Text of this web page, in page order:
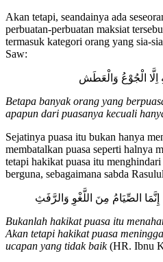
Akan tetapi, seandainya ada
perbuatan-perbuatan maksiat
termasuk kategori orang yang sia-
Saw:
الْجُوْعُ وَالْعَطَش
Betapa banyak orang yang
apapun dari puasanya kecuali
Sejatinya puasa itu bukan hanya
membatalkan puasa seperti halnya
tetapi hakikat puasa itu
berguna, sebagaimana sabda
الصِّيَامُ مِنَ اللَّغْوِ وَالرَّفَثِ
Bukanlah hakikat puasa itu
Akan tetapi hakikat puasa
ucapan yang tidak baik(HR. Ibnu